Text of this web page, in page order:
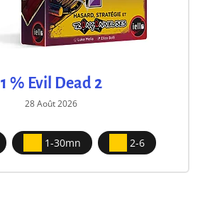
1 % Evil Dead 2
28 Août 2026
1-30mn 2-6